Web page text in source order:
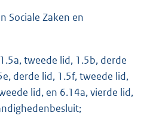
1
b
Sociale Zaken en
tweede lid, 1.5b, derde
derde lid, 1.5f, tweede lid,
lid, en 6.14a, vierde lid,